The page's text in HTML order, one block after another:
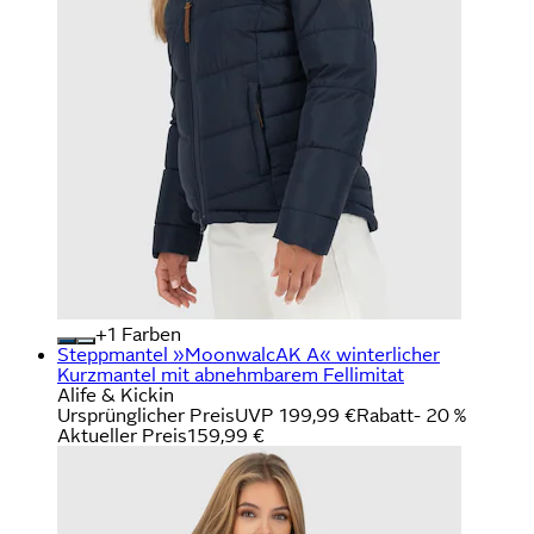
+
Farben
Steppmantel »MoonwalcAK A« winterlicher
Kurzmantel mit abnehmbarem Fellimitat
Alife & Kickin
Ursprünglicher PreisUVP 199,99 €Rabatt- 20 %
Aktueller Preis159,99 €